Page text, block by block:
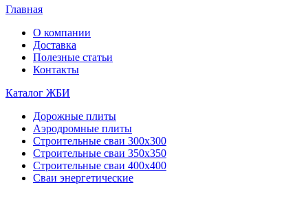
Главная
О компании
Доставка
Полезные статьи
Контакты
Каталог ЖБИ
Дорожные плиты
Аэродромные плиты
Строительные сваи 300х300
Строительные сваи 350х350
Строительные сваи 400х400
Сваи энергетические